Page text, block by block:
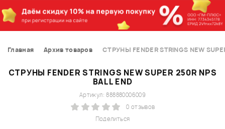
Главная Архив товаров СТРУНЫ FENDER STRINGS NEW
СТРУНЫ FENDER STRINGS NEW SUPER 250R NPS
BALL END
Поделиться
Артикул: 888880006009
0 отзывов